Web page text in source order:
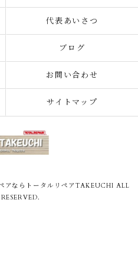
代表あいさつ
ブログ
お問い合わせ
サイトマップ
アならトータルリペアTAKEUCHI ALL